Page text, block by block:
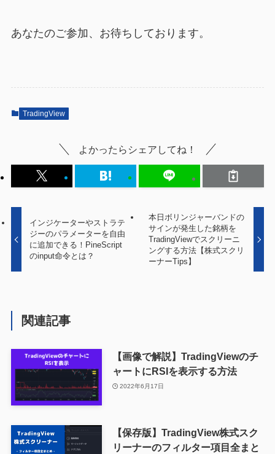
あなたのご参加、お待ちしております。
TradingView
よかったらシェアしてね！
インジケーターやストラテ
ジーのパラメーターを自由
に追加できる！PineScript
のinput命令とは？
本日ボリンジャーバンドの
サインが発生した銘柄を
TradingViewでスクリーニ
ングする方法【株式スクリ
ーナーTips】
関連記事
【画像で解説】TradingViewのチ
ャートにRSIを表示する方法
2022年6月17日
【保存版】TradingView株式スク
リーナーのフィルター項目全まと